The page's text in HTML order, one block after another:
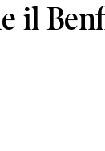
il